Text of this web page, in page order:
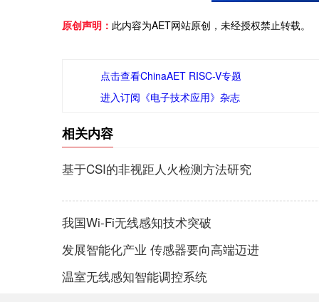
原创声明： 此内容为AET网站原创，未经授权禁止转载。
点击查看ChinaAET RISC-V专题
进入订阅《电子技术应用》杂志
相关内容
基于CSI的非视距人火检测方法研究
我国Wi-Fi无线感知技术突破
发展智能化产业 传感器要向高端迈进
温室无线感知智能调控系统